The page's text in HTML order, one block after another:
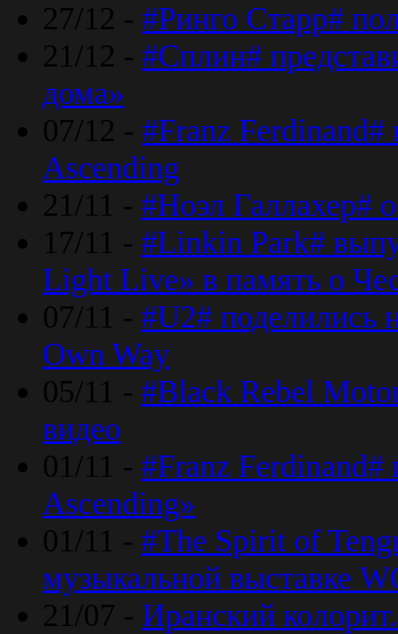
27/12 - #Ринго Старр#
21/12 - #Сплин#
дома»
07/12 - #Franz
Ascending
21/11 - #Ноэл Галлахер#
17/11 - #Linkin Park#
Light Live» в память о
07/11 - #U2#
Own Way
05/11 - #Black Rebel
видео
01/11 - #Franz Ferdinand#
Ascending»
01/11 - #The Spirit of
музыкальной выставке
21/07 - Иранский